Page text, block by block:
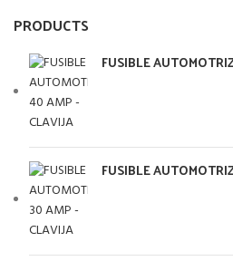
PRODUCTS
FUSIBLE
FUSIBLE